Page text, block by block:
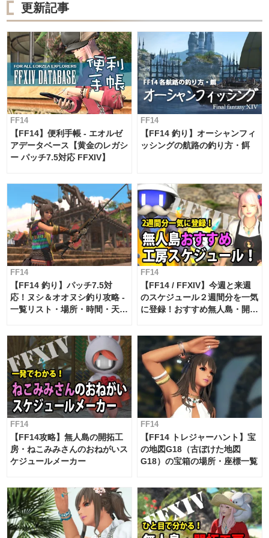
更新記事
FF14
【FF14】便利手帳 - エオルゼ
アデータベース【黄金のレガシ
ー パッチ7.5対応 FFXIV】
FF14
【FF14 釣り】オーシャンフィ
ッシングの航路の釣り方・餌
FF14
【FF14 釣り】パッチ7.5対
応！ヌシ＆オオヌシ釣り攻略 -
一覧リスト・場所・時間・天
FF14
【FF14 / FFXIV】今週と来週
のスケジュール２週間分を一気
に登録！おすすめ無人島・開拓
FF14
【FF14攻略】無人島の開拓工
房・ねこみみさんのおねがいス
ケジュールメーカー
FF14
【FF14 トレジャーハント】宝
の地図G18（古ぼけた地図
G18）の宝箱の場所・座標一覧